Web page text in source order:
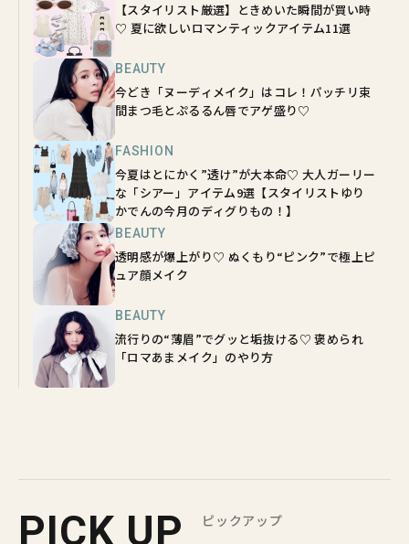
【スタイリスト厳選】ときめいた瞬間が買い時
♡ 夏に欲しいロマンティックアイテム11選
BEAUTY
今どき「ヌーディメイク」はコレ！パッチリ束
間まつ毛とぷるるん唇でアゲ盛り♡
FASHION
今夏はとにかく”透け”が大本命♡ 大人ガーリー
な「シアー」アイテム9選【スタイリストゆり
かでんの今月のディグりもの！】
BEAUTY
透明感が爆上がり♡ ぬくもり“ピンク”で極上ピ
ュア顔メイク
BEAUTY
流行りの“薄眉”でグッと垢抜ける♡ 褒められ
「ロマあまメイク」のやり方
PICK UP ピックアップ